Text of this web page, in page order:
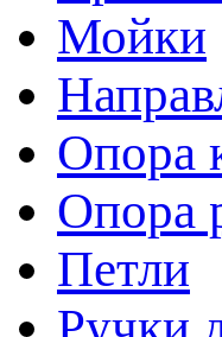
Мойки
Опора
Опора
Петли